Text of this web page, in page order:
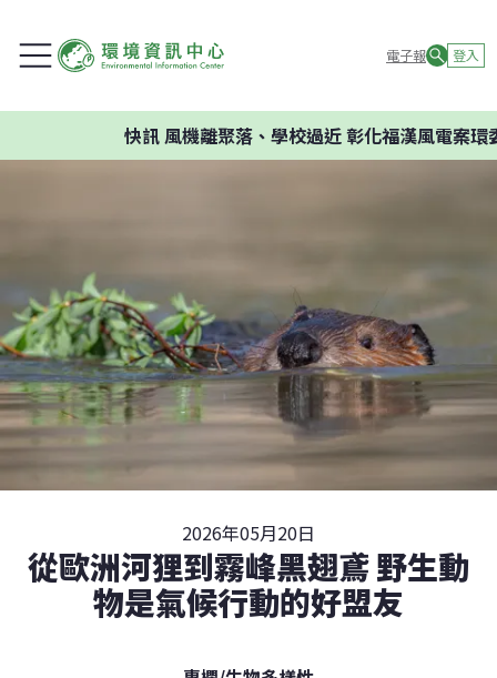
電子報 登入
風機離聚落、學校過近 彰化福漢風電案環委建議
2026年05月20日
從歐洲河狸到霧峰黑翅鳶 野生動
物是氣候行動的好盟友